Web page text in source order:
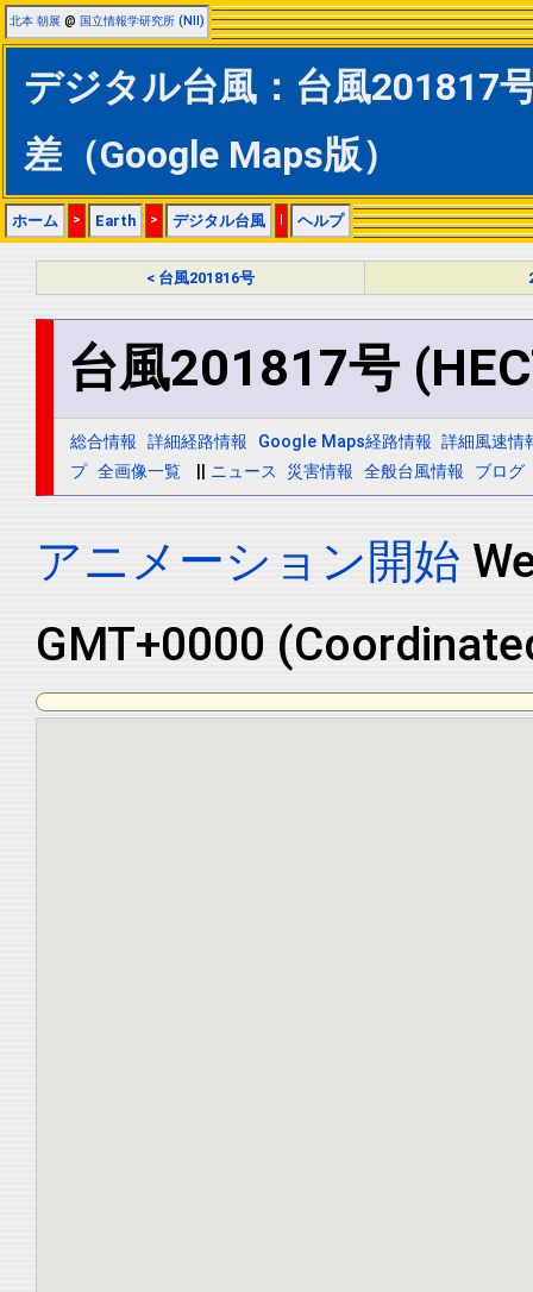
北本 朝展 @ 国立情報学研究所 (NII)
デジタル台風：台風201817
差（Google Maps版）
ホーム > Earth > デジタル台風 | ヘルプ
< 台風201816号
台風201817号
総合情報 詳細経路情報 Google Maps経路情報 詳細風速情
プ 全画像一覧 ニュース 災害情報 全般台風情報 ブログ
アニメーション開始
GMT+0000